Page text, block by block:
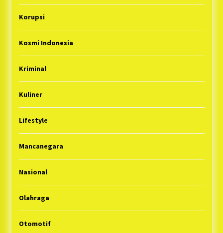
Korupsi
Kosmi Indonesia
Kriminal
Kuliner
Lifestyle
Mancanegara
Nasional
Olahraga
Otomotif